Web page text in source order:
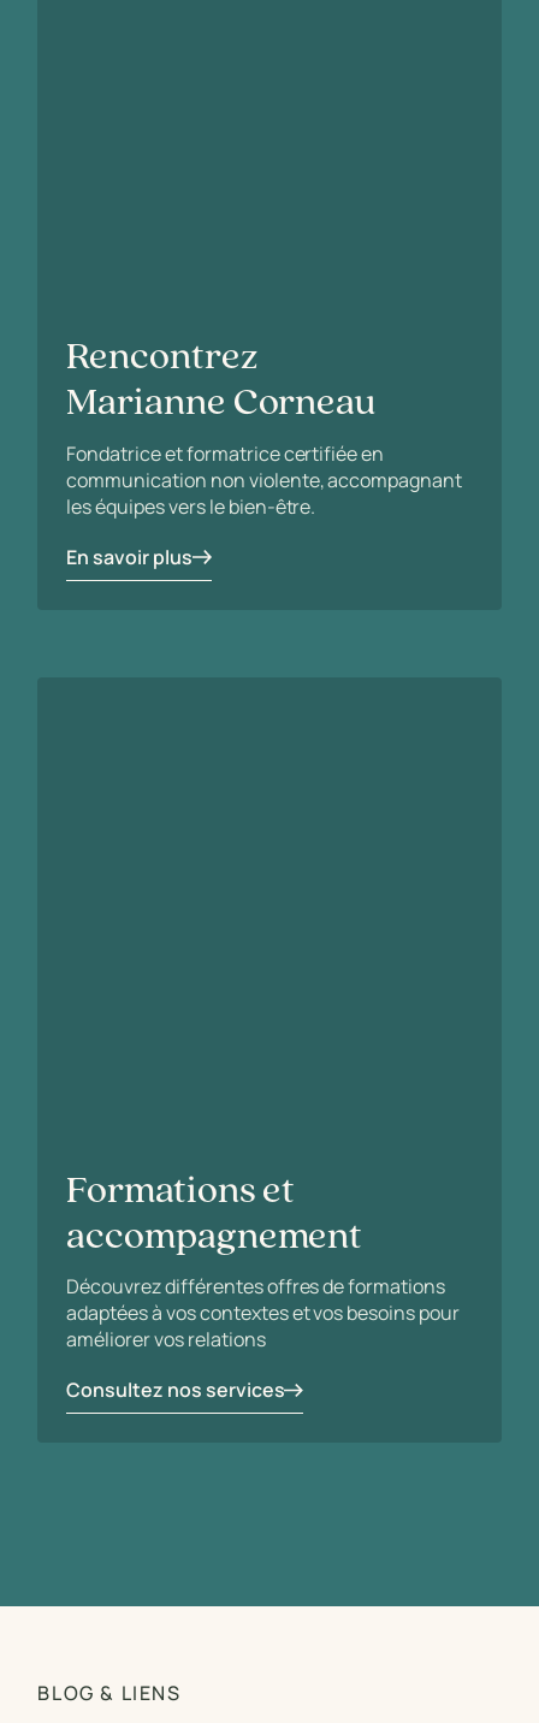
Rencontrez
Marianne Corneau
Fondatrice et formatrice certifiée en
communication non violente, accompagnant
les équipes vers le bien-être.
En savoir plus
Formations et
accompagnement
Découvrez différentes offres de formations
adaptées à vos contextes et vos besoins pour
améliorer vos relations
Consultez nos services
BLOG & LIENS